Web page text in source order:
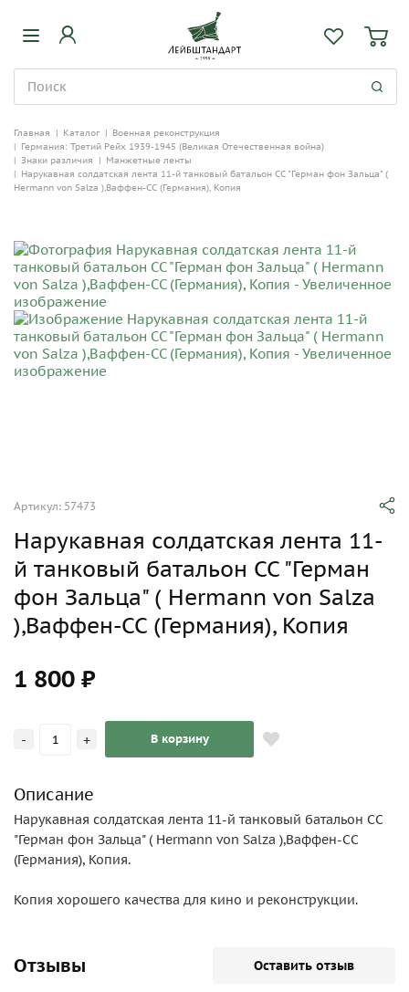
Главная | Каталог | Военная реконструкция
| Германия: Третий Рейх 1939-1945 (Великая Отечественная война)
| Знаки различия | Манжетные ленты
| Нарукавная солдатская лента 11-й танковый батальон СС "Герман фон Зальца" (
Hermann von Salza ),Ваффен-СС (Германия), Копия
Артикул: 57473
Нарукавная солдатская лента 11-
й танковый батальон СС "Герман
фон Зальца" ( Hermann von Salza
),Ваффен-СС (Германия), Копия
1 800 ₽
- + В корзину
Описание
Нарукавная солдатская лента 11-й танковый батальон СС
"Герман фон Зальца" ( Hermann von Salza ),Ваффен-СС
(Германия), Копия.
Копия хорошего качества для кино и реконструкции.
Отзывы Оставить отзыв